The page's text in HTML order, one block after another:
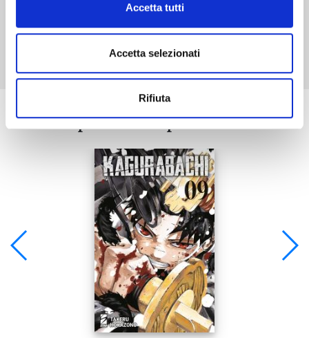
Accetta tutti
Accetta selezionati
Rifiuta
Mostra tutto
Se ti è piaciuto prova anche: